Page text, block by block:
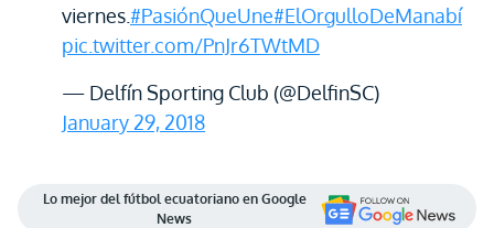
viernes.#PasiónQueUne#ElOrgulloDeManabí
pic.twitter.com/PnJr6TWtMD
— Delfín Sporting Club (@DelfinSC)
January 29, 2018
Lo mejor del fútbol ecuatoriano en Google
News